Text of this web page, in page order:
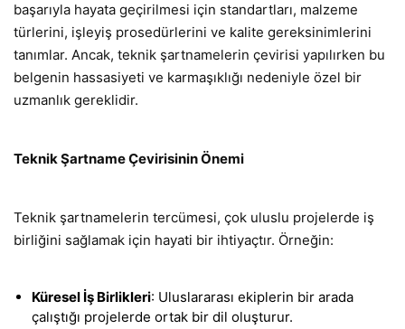
başarıyla hayata geçirilmesi için standartları, malzeme
türlerini, işleyiş prosedürlerini ve kalite gereksinimlerini
tanımlar. Ancak, teknik şartnamelerin çevirisi yapılırken bu
belgenin hassasiyeti ve karmaşıklığı nedeniyle özel bir
uzmanlık gereklidir.
Teknik Şartname Çevirisinin Önemi
Teknik şartnamelerin tercümesi, çok uluslu projelerde iş
birliğini sağlamak için hayati bir ihtiyaçtır. Örneğin:
Küresel İş Birlikleri: Uluslararası ekiplerin bir arada
çalıştığı projelerde ortak bir dil oluşturur.